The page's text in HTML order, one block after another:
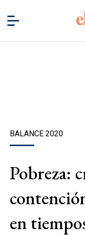
BALANCE 2020
Pobreza:
en